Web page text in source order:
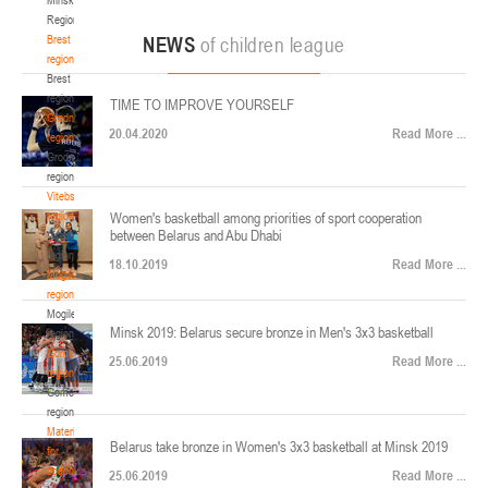
Region
Brest
region
Brest
region
Grodno
region
Grodno
region
Vitebsk
region
Vitebsk
region
Mogilev
region
Mogilev
region
Gomel
region
Gomel
region
Materials
for
coaches
ул. Ленинградская, 4
Минск
Финал четырех – юноши 2014-2015 гг.р., Дивизион 2, 22-24 апреля 2026 г., г.
Минск, ул. Стадионная, 3
U-12, девушки
V тур – девушки 2014-2015 гг.р., Дивизион 1, 17-19 апреля 2026 г., г. Гомель,
ул. Б.Хмельницкого, 118а
Минск
Финал 4-х – девушки 2010-2011 гг.р., Дивизион 2, 14-16 апреля 2026 г., г.
Минск, ул. Стадионная, 3
NEWS of children league
TIME TO IMPROVE YOURSELF
20.04.2020 Read More ...
Women's basketball among priorities of sport cooperation
between Belarus and Abu Dhabi
18.10.2019 Read More ...
Minsk 2019: Belarus secure bronze in Men's 3x3 basketball
25.06.2019 Read More ...
Belarus take bronze in Women's 3x3 basketball at Minsk 2019
25.06.2019 Read More ...